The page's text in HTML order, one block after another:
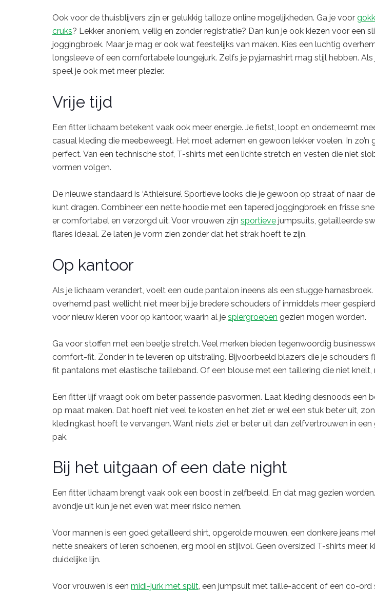
Ook voor de thuisblijvers zijn er gelukkig talloze online mogelijkheden. Ga je voor
cruks? Lekker anoniem, veilig en zonder registratie? Dan kun je ook kiezen voor een
joggingbroek. Maar je mag er ook wat feestelijks van maken. Kies een luchtig
longsleeve of een comfortabele loungejurk. Zelfs je pyjamashirt mag stijl hebben. Als
speel je ook met meer plezier.
Vrije tijd
Een fitter lichaam betekent vaak ook meer energie. Je fietst, loopt en onderneemt
casual kleding die meebeweegt. Het moet ademen en gewoon lekker voelen. In zo’n
perfect. Van een technische stof, T-shirts met een lichte stretch en vesten die niet
vormen volgen.
De nieuwe standaard is ‘Athleisure’. Sportieve looks die je gewoon op straat of naar
kunt dragen. Combineer een nette hoodie met een tapered joggingbroek en frisse
er comfortabel en verzorgd uit. Voor vrouwen zijn sportieve jumpsuits, getailleerde
flares ideaal. Ze laten je vorm zien zonder dat het strak hoeft te zijn.
Op kantoor
Als je lichaam verandert, voelt een oude pantalon ineens als een stugge
overhemd past wellicht niet meer bij je bredere schouders of inmiddels meer
voor nieuw kleren voor op kantoor, waarin al je spiergroepen gezien mogen worden.
Ga voor stoffen met een beetje stretch. Veel merken bieden tegenwoordig
comfort-fit. Zonder in te leveren op uitstraling. Bijvoorbeeld blazers die je schouders
fit pantalons met elastische tailleband. Of een blouse met een taillering die niet knelt,
Een fitter lijf vraagt ook om beter passende pasvormen. Laat kleding desnoods een
op maat maken. Dat hoeft niet veel te kosten en het ziet er wel een stuk beter uit,
kledingkast hoeft te vervangen. Want niets ziet er beter uit dan zelfvertrouwen in
pak.
Bij het uitgaan of een date night
Een fitter lichaam brengt vaak ook een boost in zelfbeeld. En dat mag gezien
avondje uit kun je net even wat meer risico nemen.
Voor mannen is een goed getailleerd shirt, opgerolde mouwen, een donkere jeans
nette sneakers of leren schoenen, erg mooi en stijlvol. Geen oversized T-shirts meer,
duidelijke lijn.
Voor vrouwen is een midi-jurk met split, een jumpsuit met taille-accent of een co-ord